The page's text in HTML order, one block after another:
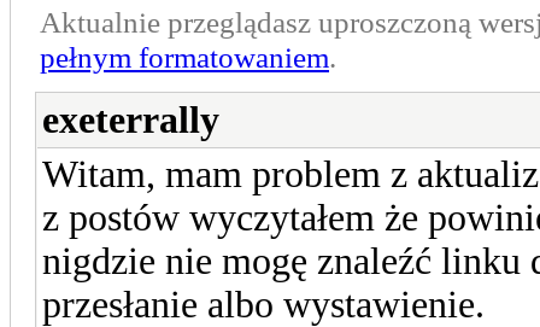
Aktualnie przeglądasz uproszczoną
pełnym formatowaniem.
exeterrally
Witam, mam problem z
z postów wyczytałem że
nigdzie nie mogę znaleźć linku
przesłanie albo wystawienie.